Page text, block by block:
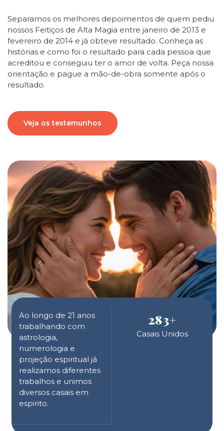
Ao longo de 21 anos
trabalhando com
astrologia,
numerologia e
projeção espiritual já
realizamos diferentes
trabalhos e unimos
diversos casais em
espirito.
283+
Casais Unidos
Separamos os melhores depoimentos de quem pediu
nossos Feitiços de Alta Magia entre janeiro de 2013 e
fevereiro de 2014 e já obteve resultado. Conheça as
histórias e como foi o resultado para cada pessoa que
acreditou e conseguiu ter o amor de volta. Peça nossa
orientação e pague a mão-de-obra somente após o
resultado.
Veja os testemunhos